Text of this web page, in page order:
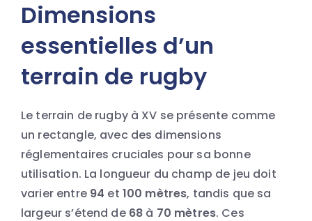
Dimensions
essentielles d’un
terrain de rugby
Le terrain de rugby à XV se présente comme
un rectangle, avec des dimensions
réglementaires cruciales pour sa bonne
utilisation. La longueur du champ de jeu doit
varier entre 94 et 100 mètres, tandis que sa
largeur s’étend de 68 à 70 mètres. Ces